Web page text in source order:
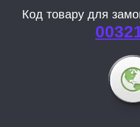
Код товару для